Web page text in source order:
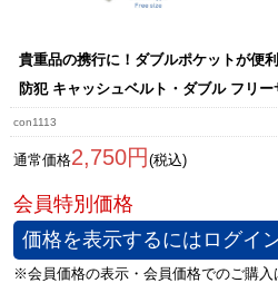
貴重品の携行に！ダブルポケットが便
防犯 キャッシュベルト・ダブル フリ
con1113
通常価格2,750円 (税込)
価格を表示するにはログイ